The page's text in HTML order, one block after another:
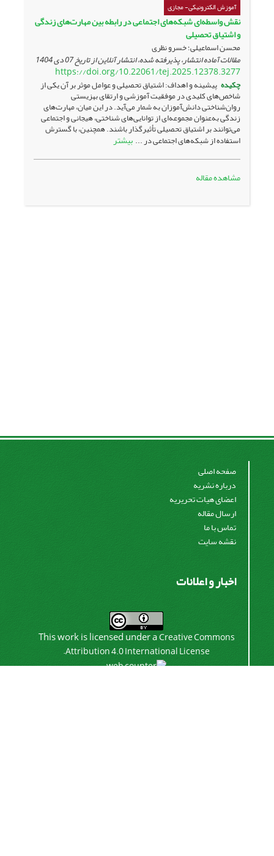
آموزش الکترونیکی- مجازی
نقش واسطه‌ای شبکه‌های اجتماعی در رابطه بین مهارت‌های زندگی
و اشتیاق تحصیلی
محسن اسماعیلی؛ خسرو نظری
مقالات آماده انتشار، پذیرفته شده، انتشار آنلاین از تاریخ07 دی 1404
https://doi.org/10.22061/tej.2025.12378.3277
چکیده پیشینه و اهداف: اشتیاق تحصیلی و عوامل موثر بر آن یکی از
شاخص‌های کلیدی در موفقیت آموزشی و ارتقای بهزیستی
روان‌شناختی دانش‌آموزان به شمار می‌آید. در این میان، مهارت‌های
زندگی به‌عنوان مجموعه‌ای از توانایی‌های شناختی، هیجانی و اجتماعی
می‌توانند بر اشتیاق تحصیلی تأثیرگذار باشند. همچنین، با گسترش
استفاده از شبکه‌های اجتماعی در ... بیشتر
مشاهده مقاله
صفحه اصلی
درباره نشریه
اعضای هیات تحریریه
ارسال مقاله
تماس با ما
نقشه سایت
اخبار و اعلانات
This work is licensed under aCreative Commons
Attribution 4.0 International License
.